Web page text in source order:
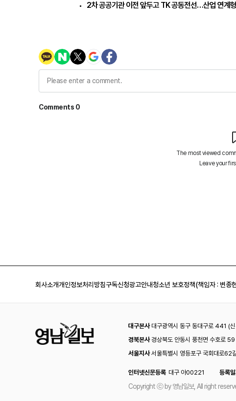
2차 공공기관 이전 앞두고 TK 공동전선…산업 연계
회사소개개인정보처리방침구독신청광고안내청소년 보호정책(책임자 : 변종
대구본사대구광역시 동구 동대구로 441 (신
경북본사경상북도 안동시 풍천면 수호로
서울지사서울특별시 영등포구 국회대로62
인터넷신문등록 대구 아00221 등록
Copyright ⓒ by 영남일보, All right